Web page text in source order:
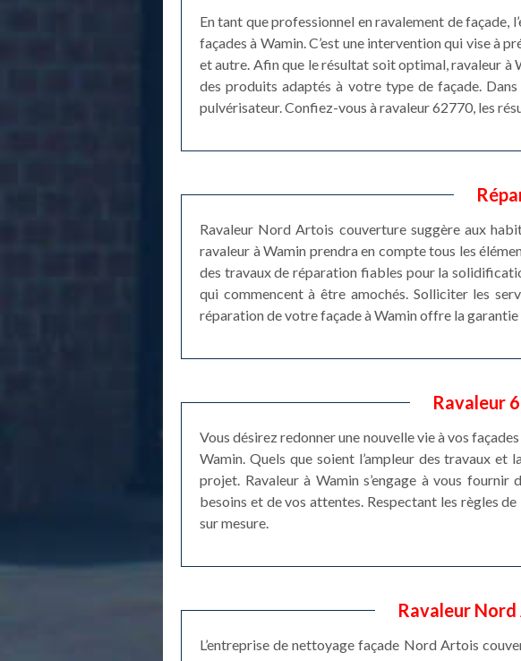
En tant que professionnel en ravalement de
façades à Wamin. C’est une intervention qui vise à
et autre. Afin que le résultat soit optimal, ravaleur à
des produits adaptés à votre type de façade.
pulvérisateur. Confiez-vous à ravaleur 62770, les
Ravaleur Nord Artois couverture suggère aux
ravaleur à Wamin prendra en compte tous les
des travaux de réparation fiables pour la
qui commencent à être amochés. Solliciter les
réparation de votre façade à Wamin offre la garantie
Ravaleur
Vous désirez redonner une nouvelle vie à vos
Wamin. Quels que soient l’ampleur des travaux
projet. Ravaleur à Wamin s’engage à vous
besoins et de vos attentes. Respectant les règles
sur mesure.
Ravaleur
L’entreprise de nettoyage façade Nord Artois